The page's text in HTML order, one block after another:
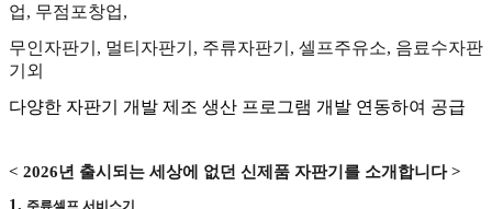
업, 무점포창업,
무인자판기 , 멀티자판기 , 주류자판기 , 셀프주유소, 음료수자판
기외
다양한 자판기 개발 제조 생산 프로그램 개발 연동하여 공급
< 2026년 출시되는 세상에 없던 신제품 자판기를 소개합니다>
1. 주류셀프 서비스기